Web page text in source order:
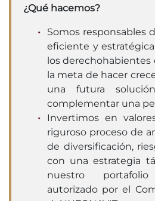
¿Qué hacemos?
Somos responsables
eficiente y
los derechohabientes
la meta de hacer
una futura
complementar una
Invertimos en
riguroso proceso de
de diversificación,
con una estrategia
nuestro
autorizado por el